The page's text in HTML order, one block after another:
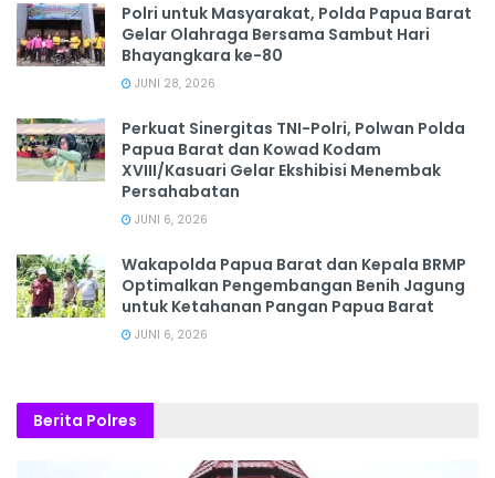
Polri untuk Masyarakat, Polda Papua Barat
Gelar Olahraga Bersama Sambut Hari
Bhayangkara ke-80
JUNI 28, 2026
‎Perkuat Sinergitas TNI-Polri, Polwan Polda
Papua Barat dan Kowad Kodam
XVIII/Kasuari Gelar Ekshibisi Menembak
Persahabatan
JUNI 6, 2026
Wakapolda Papua Barat dan Kepala BRMP
Optimalkan Pengembangan Benih Jagung
untuk Ketahanan Pangan Papua Barat
JUNI 6, 2026
Berita Polres